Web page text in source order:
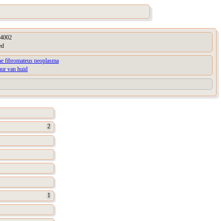
fibromateus neoplasma
van huid
2
1